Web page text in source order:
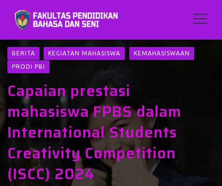
BERITA KEGIATAN MAHASISWA KEMAHASISWAAN
PRODI PBI
Capaian prestasi
mahasiswa FPBS dalam
International Students
Creativity Competition
(ISCC) 2024